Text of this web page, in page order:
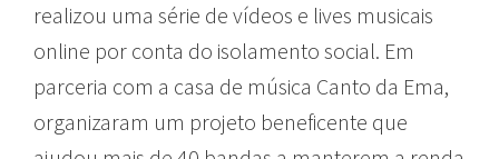
realizou uma série de vídeos e lives musicais
online por conta do isolamento social. Em
parceria com a casa de música Canto da Ema,
organizaram um projeto beneficente que